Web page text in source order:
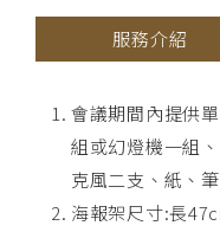
服務介紹
會議期間內提供
組或幻燈機一組
克風二支、紙、筆
海報架尺寸:長